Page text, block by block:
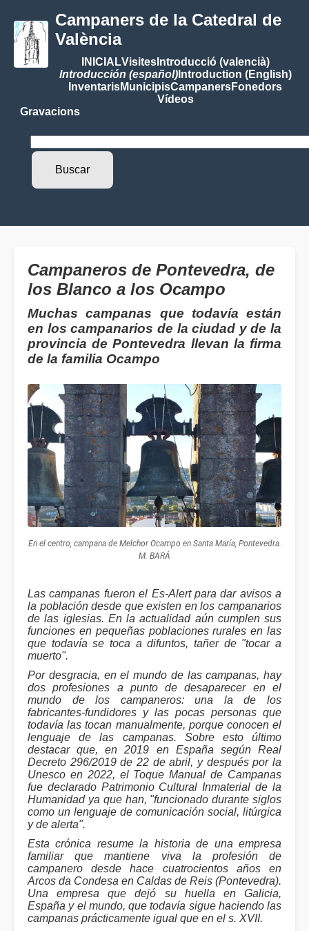
Campaners de la Catedral de
València
INICIALVisitesIntroducció (valencià)
Introducción (español)Introduction (English)
InventarisMunicipisCampanersFonedors
Vídeos
Gravacions
Campaneros de Pontevedra, de
los Blanco a los Ocampo
Muchas campanas que todavía están
en los campanarios de la ciudad y de la
provincia de Pontevedra llevan la firma
de la familia Ocampo
En el centro, campana de Melchor Ocampo en Santa María, Pontevedra.
M. BARÁ
Las campanas fueron el Es-Alert para dar avisos a
la población desde que existen en los campanarios
de las iglesias. En la actualidad aún cumplen sus
funciones en pequeñas poblaciones rurales en las
que todavía se toca a difuntos, tañer de "tocar a
muerto".
Por desgracia, en el mundo de las campanas, hay
dos profesiones a punto de desaparecer en el
mundo de los campaneros: una la de los
fabricantes-fundidores y las pocas personas que
todavía las tocan manualmente, porque conocen el
lenguaje de las campanas. Sobre esto último
destacar que, en 2019 en España según Real
Decreto 296/2019 de 22 de abril, y después por la
Unesco en 2022, el Toque Manual de Campanas
fue declarado Patrimonio Cultural Inmaterial de la
Humanidad ya que han, "funcionado durante siglos
como un lenguaje de comunicación social, litúrgica
y de alerta".
Esta crónica resume la historia de una empresa
familiar que mantiene viva la profesión de
campanero desde hace cuatrocientos años en
Arcos da Condesa en Caldas de Reis (Pontevedra).
Una empresa que dejó su huella en Galicia,
España y el mundo, que todavía sigue haciendo las
campanas prácticamente igual que en el s. XVII.